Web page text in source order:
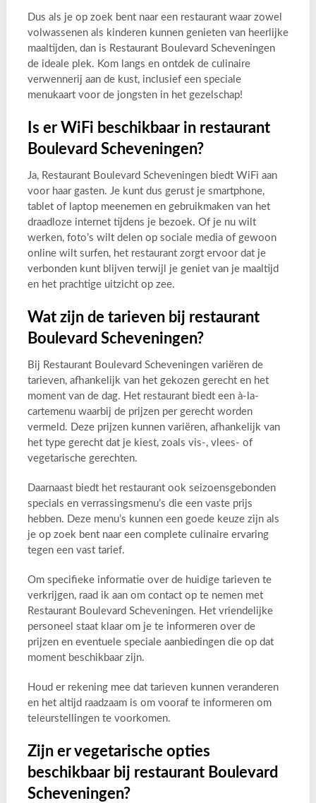
Dus als je op zoek bent naar een restaurant waar zowel
volwassenen als kinderen kunnen genieten van heerlijke
maaltijden, dan is Restaurant Boulevard Scheveningen
de ideale plek. Kom langs en ontdek de culinaire
verwennerij aan de kust, inclusief een speciale
menukaart voor de jongsten in het gezelschap!
Is er WiFi beschikbaar in restaurant
Boulevard Scheveningen?
Ja, Restaurant Boulevard Scheveningen biedt WiFi aan
voor haar gasten. Je kunt dus gerust je smartphone,
tablet of laptop meenemen en gebruikmaken van het
draadloze internet tijdens je bezoek. Of je nu wilt
werken, foto’s wilt delen op sociale media of gewoon
online wilt surfen, het restaurant zorgt ervoor dat je
verbonden kunt blijven terwijl je geniet van je maaltijd
en het prachtige uitzicht op zee.
Wat zijn de tarieven bij restaurant
Boulevard Scheveningen?
Bij Restaurant Boulevard Scheveningen variëren de
tarieven, afhankelijk van het gekozen gerecht en het
moment van de dag. Het restaurant biedt een à-la-
cartemenu waarbij de prijzen per gerecht worden
vermeld. Deze prijzen kunnen variëren, afhankelijk van
het type gerecht dat je kiest, zoals vis-, vlees- of
vegetarische gerechten.
Daarnaast biedt het restaurant ook seizoensgebonden
specials en verrassingsmenu’s die een vaste prijs
hebben. Deze menu’s kunnen een goede keuze zijn als
je op zoek bent naar een complete culinaire ervaring
tegen een vast tarief.
Om specifieke informatie over de huidige tarieven te
verkrijgen, raad ik aan om contact op te nemen met
Restaurant Boulevard Scheveningen. Het vriendelijke
personeel staat klaar om je te informeren over de
prijzen en eventuele speciale aanbiedingen die op dat
moment beschikbaar zijn.
Houd er rekening mee dat tarieven kunnen veranderen
en het altijd raadzaam is om vooraf te informeren om
teleurstellingen te voorkomen.
Zijn er vegetarische opties
beschikbaar bij restaurant Boulevard
Scheveningen?